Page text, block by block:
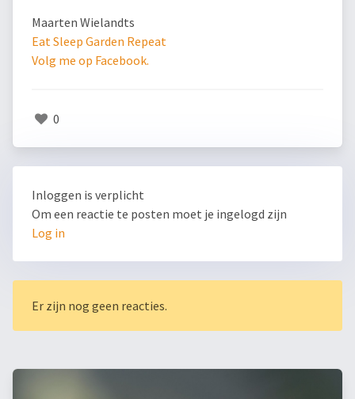
Maarten Wielandts
Eat Sleep Garden Repeat
Volg me op Facebook.
0
Inloggen is verplicht
Om een reactie te posten moet je ingelogd zijn
Log in
Er zijn nog geen reacties.